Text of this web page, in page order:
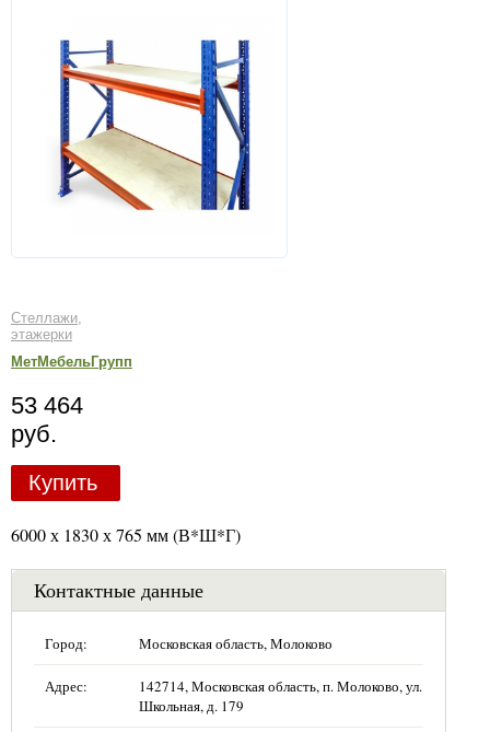
Стеллажи,
этажерки
МетМебельГрупп
53 464
руб.
Купить
6000 х 1830 х 765 мм (В*Ш*Г)
Контактные данные
Город: Московская область, Молоково
Адрес:
142714, Московская область, п. Молоково, ул.
Школьная, д. 179